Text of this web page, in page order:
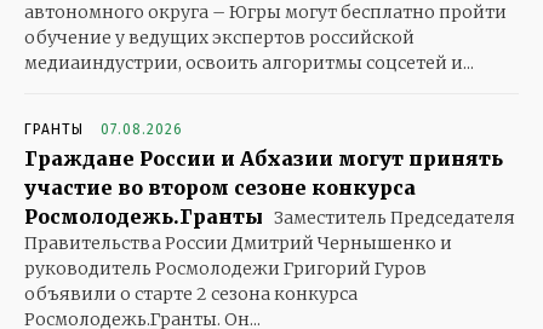
автономного округа – Югры могут бесплатно пройти
обучение у ведущих экспертов российской
медиаиндустрии, освоить алгоритмы соцсетей и...
ГРАНТЫ 07.08.2026
Граждане России и Абхазии могут принять
участие во втором сезоне конкурса
Росмолодежь.Гранты Заместитель Председателя
Правительства России Дмитрий Чернышенко и
руководитель Росмолодежи Григорий Гуров
объявили о старте 2 сезона конкурса
Росмолодежь.Гранты. Он...